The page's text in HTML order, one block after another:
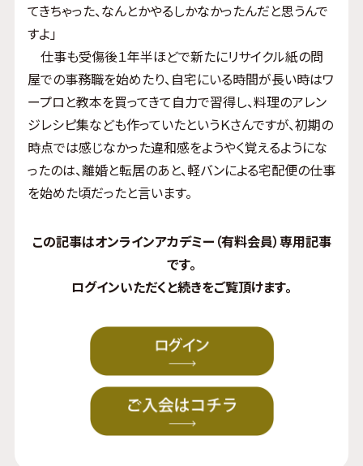
てきちゃった、なんとかやるしかなかったんだと思うんで
すよ」
仕事も受傷後１年半ほどで新たにリサイクル紙の問
屋での事務職を始めたり、自宅にいる時間が長い時はワ
ープロと教本を買ってきて自力で習得し、料理のアレン
ジレシピ集なども作っていたというＫさんですが、初期の
時点では感じなかった違和感をようやく覚えるようにな
ったのは、離婚と転居のあと、軽バンによる宅配便の仕事
を始めた頃だったと言います。
この記事はオンラインアカデミー（有料会員）専用記事
です。
ログインいただくと続きをご覧頂けます。